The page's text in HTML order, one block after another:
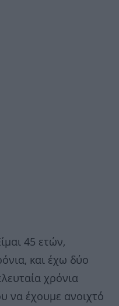
45 ετών,
και έχω δύο
χρόνια
να έχουμε ανοιχτό